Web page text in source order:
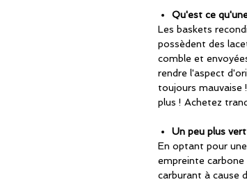
Qu'est ce
Les baskets
possèdent des
comble et
rendre l'aspect
toujours mauvaise
plus ! Achetez
Un peu plus
En optant pour
empreinte
carburant à cause